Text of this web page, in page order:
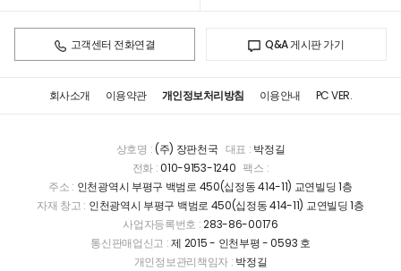
고객센터 전화연결 Q&A 게시판 가기
회사소개 이용약관 개인정보처리방침 이용안내 PC VER.
상호명 :(주) 장판천국 대표 : 박정길
전화 :010-9153-1240 팩스 :
주소 : 인천광역시 부평구 백범로 450(십정동 414-11) 교연빌딩 1층
자재 창고 : 인천광역시 부평구 백범로 450(십정동 414-11) 교연빌딩 1층
사업자등록번호 :283-86-00176
통신판매업신고 :제 2015 - 인천부평 - 0593 호
개인정보관리책임자 : 박정길